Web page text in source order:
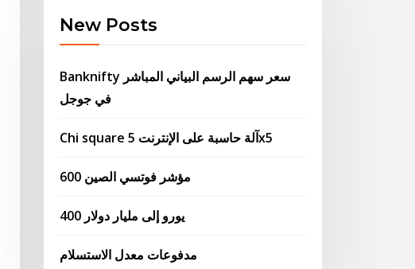
New Posts
Banknifty سعر سهم الرسم البياني المباشر
في جوجل
Chi square آلة حاسبة على الإنترنت 5x5
مؤشر فوتسي الصين 600
400 يورو إلى مليار دولار
مدفوعات معدل الاستسلام